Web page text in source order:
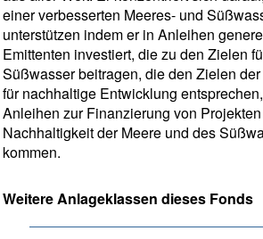
einer verbesserten Meeres- und
unterstützen indem er in Anleihen
Emittenten investiert, die zu den Zielen
Süßwasser beitragen, die den Zielen
für nachhaltige Entwicklung
Anleihen zur Finanzierung von
Nachhaltigkeit der Meere und des
kommen.
Weitere Anlageklassen dieses Fonds